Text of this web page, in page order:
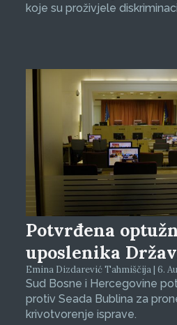
koje su proživjele
Potvrđena
uposlenika
Emina Dizdarević Tahmiščija | 6.
Sud Bosne i Hercegovine
protiv Seada Bublina za
krivotvorenje isprave.